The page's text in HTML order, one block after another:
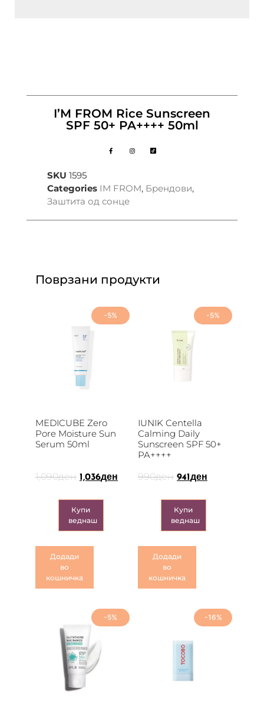
I’M FROM Rice Sunscreen
SPF 50+ PA++++ 50ml
SKU 1595
Categories IM FROM, Брендови,
Заштита од сонце
Поврзани продукти
-5%
MEDICUBE Zero
Pore Moisture Sun
Serum 50ml
1,090ден 1,036ден
Купи
веднаш
Додади
во
кошничка
-5%
IUNIK Centella
Calming Daily
Sunscreen SPF 50+
PA++++
990ден 941 ден
Купи
веднаш
Додади
во
кошничка
-5% -16%